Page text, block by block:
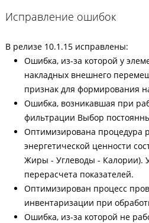
Исправление ошибок
В релизе 10.1.15 исправлены:
Ошибка, из-за которой у
накладных внешнего
признак для формирования
Ошибка, возникавшая при
фильтрации Выбор
Оптимизирована процедура
энергетической ценности
Жиры - Углеводы - Калории).
перерасчета показателей.
Оптимизирован процесс
инвентаризации при
Ошибка, из-за которой не